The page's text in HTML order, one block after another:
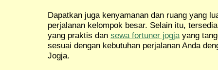
Dapatkan juga kenyamanan dan ruang yang
perjalanan kelompok besar. Selain itu,
yang praktis dan sewa fortuner jogja yang
sesuai dengan kebutuhan perjalanan Anda
Jogja.